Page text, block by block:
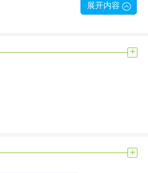
展开内容
+
+